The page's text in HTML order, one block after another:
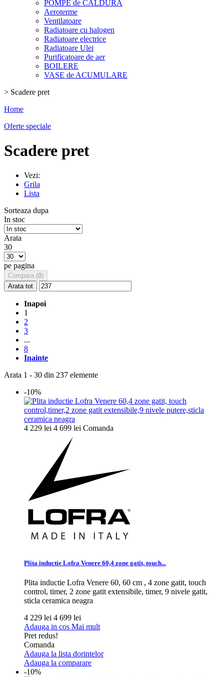
POMPE de CALDURA
Aeroterme
Ventilatoare
Radiatoare cu halogen
Radiatoare electrice
Radiatoare Ulei
Purificatoare de aer
BOILERE
VASE de ACUMULARE
> Scadere pret
Home
Oferte speciale
Scadere pret
Vezi:
Grila
Lista
Sorteaza dupa
In stoc
Arata
30
pe pagina
Compara (0)
Arata tot
Inapoi
1
2
3
...
8
Inainte
Arata 1 - 30 din 237 elemente
-10%
4 229 lei 4 699 lei Comanda
Plita inductie Lofra Venere 60,4 zone gatit, touch...
Plita inductie Lofra Venere 60, 60 cm , 4 zone gatit, touch
control, timer, 2 zone gatit extensibile, timer, 9 nivele gatit,
sticla ceramica neagra
4 229 lei 4 699 lei
Adauga in cos Mai mult
Pret redus!
Comanda
Adauga la lista dorintelor
Adauga la comparare
-10%